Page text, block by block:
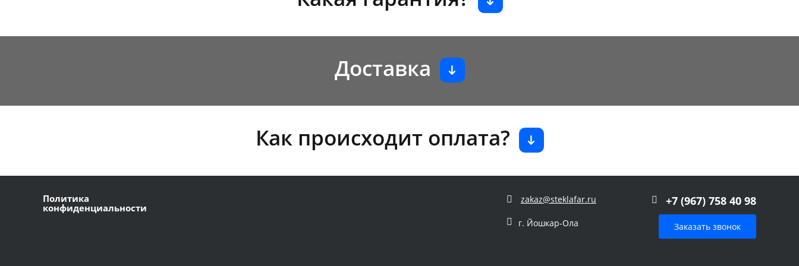
Доставка
Как происходит оплата?
Политика
конфиденциальности
zakaz@steklafar.ru
г. Йошкар-Ола
+7 (967) 758 40 98
Заказать звонок